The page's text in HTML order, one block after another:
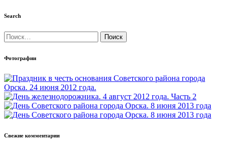
Search
Найти:
Фотографии
Свежие комментарии